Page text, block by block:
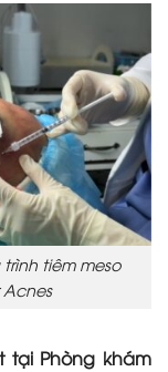
tiêm meso
tại Phòng khám